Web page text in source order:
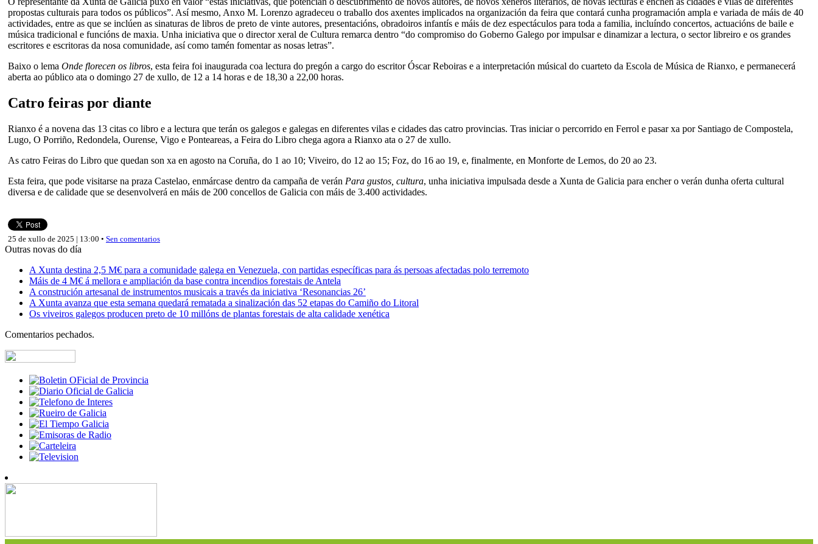
propostas culturais para todos os públicos”. Así mesmo, Anxo M. Lorenzo agradeceu o traballo dos axentes implicados na organización da feira que contará cunha programación ampla e variada de máis de 40
actividades, entre as que se inclúen as sinaturas de libros de preto de vinte autores, presentacións, obradoiros infantís e máis de dez espectáculos para toda a familia, incluíndo concertos, actuacións de baile e
música tradicional e funcións de maxia. Unha iniciativa que o director xeral de Cultura remarca dentro “do compromiso do Goberno Galego por impulsar e dinamizar a lectura, o sector libreiro e os grandes
escritores e escritoras da nosa comunidade, así como tamén fomentar as nosas letras”.
Baixo o lema Onde florecen os libros, esta feira foi inaugurada coa lectura do pregón a cargo do escritor Óscar Reboiras e a interpretación músical do cuarteto da Escola de Música de Rianxo, e permanecerá
aberta ao público ata o domingo 27 de xullo, de 12 a 14 horas e de 18,30 a 22,00 horas.
Catro feiras por diante
Rianxo é a novena das 13 citas co libro e a lectura que terán os galegos e galegas en diferentes vilas e cidades das catro provincias. Tras iniciar o percorrido en Ferrol e pasar xa por Santiago de Compostela,
Lugo, O Porriño, Redondela, Ourense, Vigo e Ponteareas, a Feira do Libro chega agora a Rianxo ata o 27 de xullo.
As catro Feiras do Libro que quedan son xa en agosto na Coruña, do 1 ao 10; Viveiro, do 12 ao 15; Foz, do 16 ao 19, e, finalmente, en Monforte de Lemos, do 20 ao 23.
Esta feira, que pode visitarse na praza Castelao, enmárcase dentro da campaña de verán Para gustos, cultura, unha iniciativa impulsada desde a Xunta de Galicia para encher o verán dunha oferta cultural
diversa e de calidade que se desenvolverá en máis de 200 concellos de Galicia con máis de 3.400 actividades.
25 de xullo de 2025 | 13:00 • Sen comentarios
Outras novas do día
A Xunta destina 2,5 M€ para a comunidade galega en Venezuela, con partidas específicas para ás persoas afectadas polo terremoto
Máis de 4 M€ á mellora e ampliación da base contra incendios forestais de Antela
A construción artesanal de instrumentos musicais a través da iniciativa ‘Resonancias 26’
A Xunta avanza que esta semana quedará rematada a sinalización das 52 etapas do Camiño do Litoral
Os viveiros galegos producen preto de 10 millóns de plantas forestais de alta calidade xenética
Comentarios pechados.